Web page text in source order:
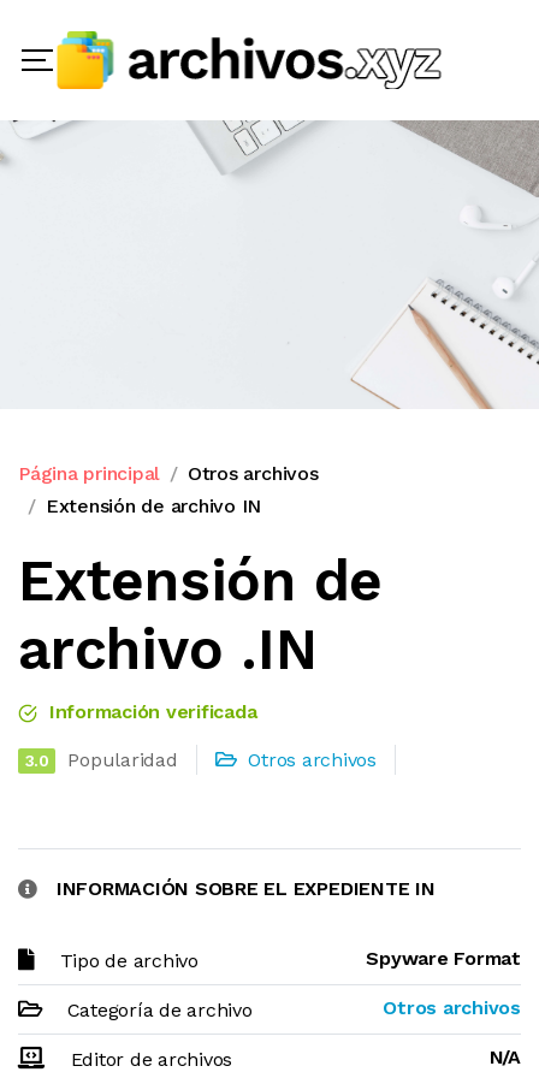
Página principal
Otros archivos
Extensión de archivo IN
Extensión de
archivo .IN
Información verificada
3.0 Popularidad Otros archivos
INFORMACIÓN SOBRE EL EXPEDIENTE IN
Tipo de archivo Spyware Format
Categoría de archivo Otros archivos
Editor de archivos N/A